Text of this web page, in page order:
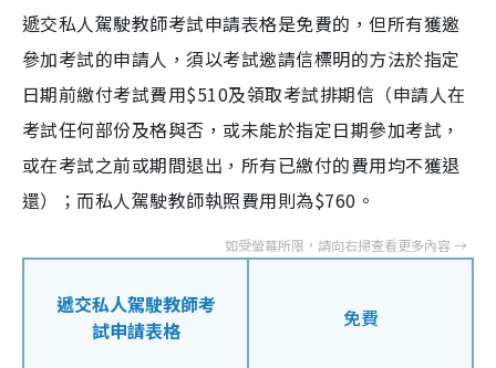
遞交私人駕駛教師考試申請表格是免費的，但所有獲邀
參加考試的申請人，須以考試邀請信標明的方法於指定
日期前繳付考試費用$510及領取考試排期信（申請人在
考試任何部份及格與否，或未能於指定日期參加考試，
或在考試之前或期間退出，所有已繳付的費用均不獲退
還）；而私人駕駛教師執照費用則為$760。
遞交私人駕駛教師考
試申請表格
免費